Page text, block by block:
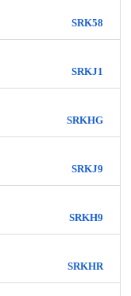
SRK58
SRKJ1
SRKHG
SRKJ9
SRKH9
SRKHR